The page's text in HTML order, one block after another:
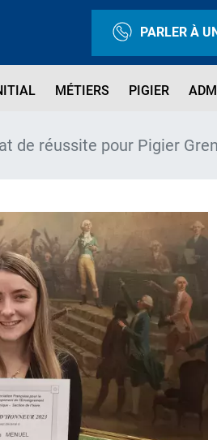
PARLER À
MÉTIERS PIGIER
de réussite pour Pigier